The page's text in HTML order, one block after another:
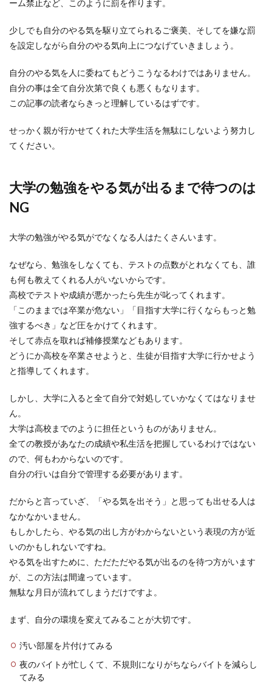
て勉強すれば...
中学生の勉強法【英語編】苦手を克服
できる効果的な勉強方法
中学生の勉強法で英語は特に悩む人は多いのでは
小学校では色々な行事が行われていますよね。親
ている人もい...
小学校が夏休み中教師も休み？仕事？
夏休み中の勤務体制
小学校が夏休みに入ると当然学校には子供が来な
ーム禁止など、このように罰を作ります。
少しでも自分のやる気を駆り立てられるご褒美、そしてを嫌な罰
を設定しながら自分のやる気向上につなげていきましょう。
自分のやる気を人に委ねてもどうこうなるわけではありません。
自分の事は全て自分次第で良くも悪くもなります。
この記事の読者ならきっと理解しているはずです。
せっかく親が行かせてくれた大学生活を無駄にしないよう努力し
てください。
大学の勉強をやる気が出るまで待つのは
NG
大学の勉強がやる気がでなくなる人はたくさんいます。
なぜなら、勉強をしなくても、テストの点数がとれなくても、誰
も何も教えてくれる人がいないからです。
高校でテストや成績が悪かったら先生が叱ってくれます。
「このままでは卒業が危ない」「目指す大学に行くならもっと勉
強するべき」など圧をかけてくれます。
そして赤点を取れば補修授業などもあります。
どうにか高校を卒業させようと、生徒が目指す大学に行かせよう
と指導してくれます。
しかし、大学に入ると全て自分で対処していかなくてはなりませ
ん。
大学は高校までのように担任というものがありません。
全ての教授があなたの成績や私生活を把握しているわけではない
ので、何もわからないのです。
自分の行いは自分で管理する必要があります。
だからと言っていざ、「やる気を出そう」と思っても出せる人は
なかなかいません。
もしかしたら、やる気の出し方がわからないという表現の方が近
いのかもしれないですね。
やる気を出すために、ただただやる気が出るのを待つ方がいます
が、この方法は間違っています。
無駄な月日が流れてしまうだけですよ。
まず、自分の環境を変えてみることが大切です。
汚い部屋を片付けてみる
夜のバイトが忙しくて、不規則になりがちならバイトを減らし
てみる